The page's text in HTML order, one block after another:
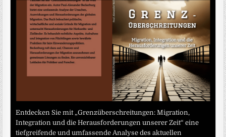
Entdecken Sie mit „Grenzüberschreitungen: Migration,
Integration und die Herausforderungen unserer Zeit“ eine
tiefgreifende und umfassende Analyse des aktuellen